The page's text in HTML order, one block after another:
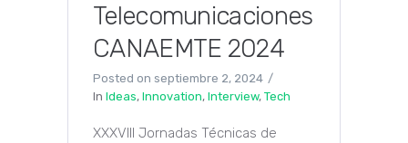
Telecomunicaciones
CANAEMTE 2024
Posted on septiembre 2, 2024
In Ideas, Innovation, Interview, Tech
XXXVIII Jornadas Técnicas de